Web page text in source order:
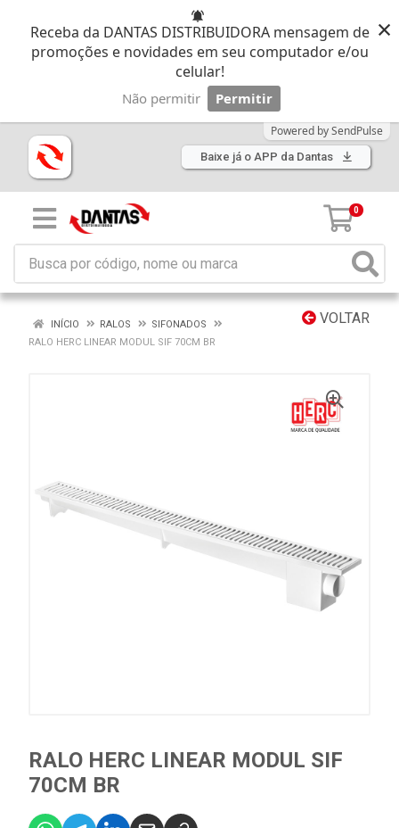
Receba da DANTAS DISTRIBUIDORA mensagem de
promoções e novidades em seu computador e/ou
celular!
Não permitir Permitir
Powered by SendPulse
×
Baixe já o APP da Dantas
0
VOLTAR
INÍCIO RALOS
SIFONADOS
RALO HERC LINEAR MODUL SIF 70CM BR
RALO HERC LINEAR MODUL SIF
70CM BR